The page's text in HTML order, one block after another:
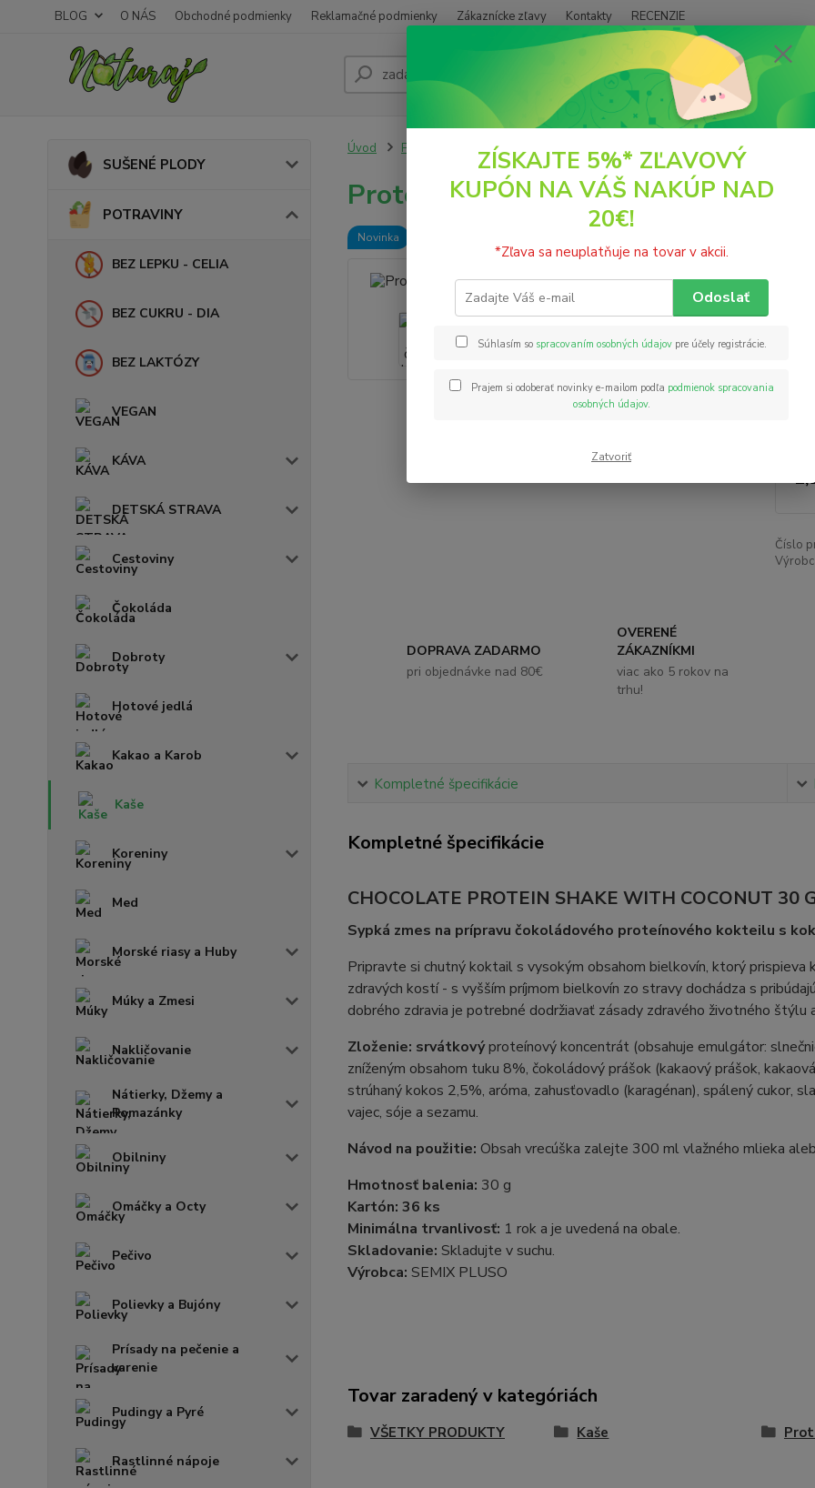
BLOG O NÁS Obchodné podmienky Reklamačné podmienky Zákaznícke zľavy Kontakty RECENZIE
Hľadať
(PO
SUŠENÉ PLODY
POTRAVINY
BEZ LEPKU - CELIA
BEZ CUKRU - DIA
BEZ LAKTÓZY
VEGAN
KÁVA
DETSKÁ STRAVA
Cestoviny
Čokoláda
Dobroty
Hotové jedlá
Kakao a Karob
Kaše
Koreniny
Med
Morské riasy a Huby
Múky a Zmesi
Nakličovanie
Nátierky, Džemy a
Pomazánky
Obilniny
Omáčky a Octy
Pečivo
Polievky a Bujóny
Prísady na pečenie a
varenie
Pudingy a Pyré
Rastlinné nápoje
Úvod POTRAVINY Kaše Proteínový kokteil čokoládový s kokosom 30g
Proteínový kokteil čokoládový s
Novinka
Číslo
DOPRAVA ZADARMO
pri objednávke nad 80€
OVERENÉ
ZÁKAZNÍKMI
viac ako 5 rokov na
trhu!
Kompletné špecifikácie
Kompletné špecifikácie
CHOCOLATE PROTEIN SHAKE WITH COCONUT 30
Sypká zmes na prípravu čokoládového proteínového kokteilu s
Pripravte si chutný koktail s vysokým obsahom bielkovín, ktorý prispieva
zdravých kostí - s vyšším príjmom bielkovín zo stravy dochádza s
dobrého zdravia je potrebné dodržiavať zásady zdravého životného štýlu
Zloženie: srvátkovýproteínový koncentrát (obsahuje emulgátor:
zníženým obsahom tuku 8%, čokoládový prášok (kakaový prášok,
strúhaný kokos 2,5%, aróma, zahusťovadlo (karagénan), spálený cukor,
vajec, sóje a sezamu.
Návod na použitie: Obsah vrecúška zalejte 300 ml vlažného mlieka
Hmotnosť balenia: 30 g
Kartón: 36 ks
Minimálna trvanlivosť: 1 rok a je uvedená na obale.
Skladovanie: Skladujte v suchu.
Výrobca: SEMIX PLUSO
Tovar zaradený v kategóriách
VŠETKY PRODUKTY Kaše
ZÍSKAJTE 5%* ZĽAVOVÝ
KUPÓN NA VÁŠ NAKÚP NAD
20€!
*Zľava sa neuplatňuje na tovar v akcii.
Odoslať
Súhlasím so spracovaním osobných údajov pre účely registrácie.
Prajem si odoberať novinky e-mailom podľa podmienok spracovania
osobných údajov.
Zatvoriť